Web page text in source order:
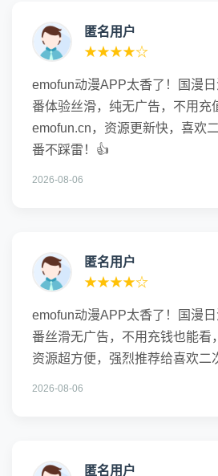
匿名用户
★★★★☆
emofun动漫APP太香了！国漫
番体验丝滑，纯无广告，不用充
emofun.cn，资源更新快，喜欢
番不踩雷！👍
2026-08-06
匿名用户
★★★★☆
emofun动漫APP太香了！国漫
番丝滑无广告，不用充钱也能看
资源超方便，强烈推荐给喜欢二
2026-08-06
匿名用户